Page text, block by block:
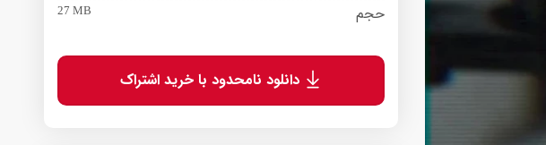
حجم 27 MB
دانلود نامحدود با خرید اشتراک